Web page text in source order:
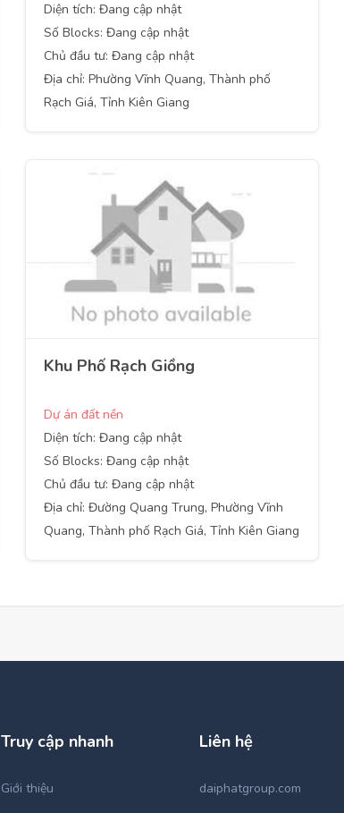
Diện tích: Đang cập nhật
Số Blocks: Đang cập nhật
Chủ đầu tư: Đang cập nhật
Địa chỉ: Phường Vĩnh Quang, Thành phố
Rạch Giá, Tỉnh Kiên Giang
Khu Phố Rạch Giồng
Dự án đất nền
Diện tích: Đang cập nhật
Số Blocks: Đang cập nhật
Chủ đầu tư: Đang cập nhật
Địa chỉ: Đường Quang Trung, Phường Vĩnh
Quang, Thành phố Rạch Giá, Tỉnh Kiên Giang
Truy cập nhanh
Giới thiệu
Liên hệ
daiphatgroup.com